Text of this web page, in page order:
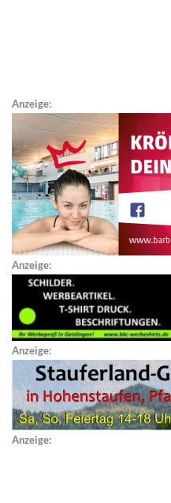
Anzeige:
Anzeige:
Anzeige:
Anzeige: